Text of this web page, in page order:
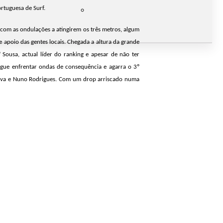
de Surf.
as ondulações a atingirem os três metros, algum
das gentes locais. Chegada a altura da grande
actual líder do ranking e apesar de não ter
enfrentar ondas de consequência e agarra o 3º
e Nuno Rodrigues. Com um drop arriscado numa